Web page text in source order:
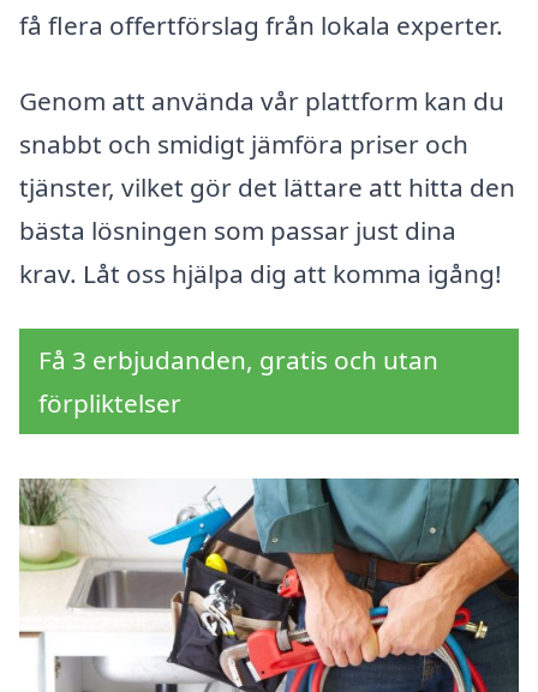
få flera offertförslag från lokala experter.
Genom att använda vår plattform kan du
snabbt och smidigt jämföra priser och
tjänster, vilket gör det lättare att hitta den
bästa lösningen som passar just dina
krav. Låt oss hjälpa dig att komma igång!
Få 3 erbjudanden, gratis och utan
förpliktelser